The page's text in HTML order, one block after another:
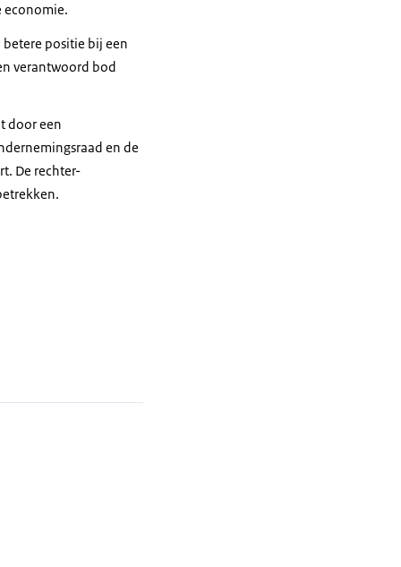
economie.
positie bij een
verantwoord bod
door een
en de
De rechter-